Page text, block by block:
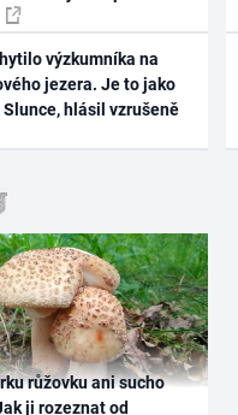
výzkumníka na
jezera. Je to jako
hlásil vzrušeně
růžovku ani sucho
ji rozeznat od